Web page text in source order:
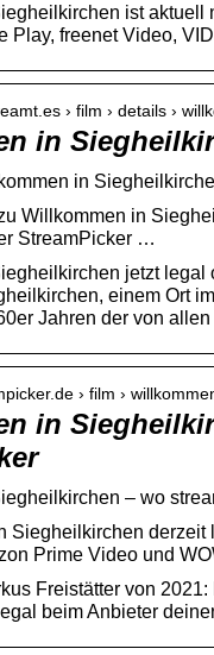
ist aktuell
Play, freenet Video,
› film › details ›
in
in
Willkommen in
StreamPicker …
jetzt
einem Ort
Jahren der von
› film ›
in
– wo
Siegheilkirchen derzeit
Prime Video und
Freistätter von
beim Anbieter